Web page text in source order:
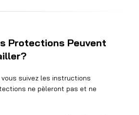
Protections Peuvent
suivez les instructions
ne pèleront pas et ne